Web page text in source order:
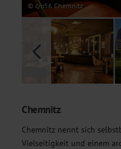
© c/o56 Chemnitz
Chemnitz
Chemnitz nennt sich
Vielseitigkeit und einem